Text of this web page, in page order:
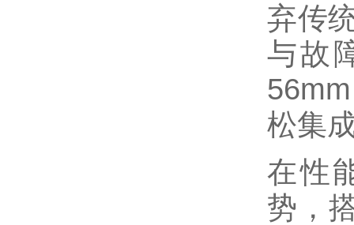
弃传
与故
松集
在性
势，